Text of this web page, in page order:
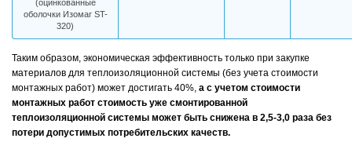
(оцинкованные
оболочки Изомаг ST-
320)
Таким образом, экономическая эффективность только при закупке
материалов для теплоизоляционной системы (без учета стоимости
монтажных работ) может достигать 40%, а с учетом стоимости
монтажных работ стоимость уже смонтированной
теплоизоляционной системы может быть снижена в 2,5-3,0 раза без
потери допустимых потребительских качеств.